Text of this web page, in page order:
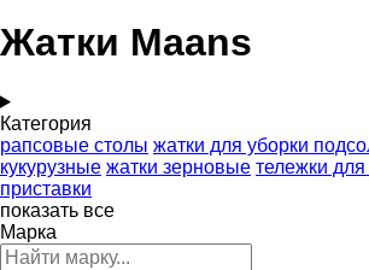
Жатки Maans
Категория
рапсовые столы жатки для уборки
кукурузные жатки зерновые тележки для
приставки
показать все
Марка